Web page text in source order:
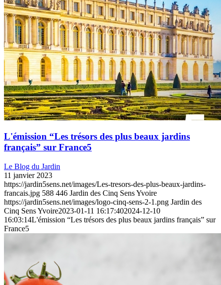
L'émission “Les trésors des plus beaux jardins
français” sur France5
Le Blog du Jardin
11 janvier 2023
https://jardin5sens.net/images/Les-tresors-des-plus-beaux-jardins-
francais.jpg 588 446 Jardin des Cinq Sens Yvoire
https://jardin5sens.net/images/logo-cinq-sens-2-1.png Jardin des
Cinq Sens Yvoire2023-01-11 16:17:402024-12-10
16:03:14L'émission “Les trésors des plus beaux jardins français” sur
France5